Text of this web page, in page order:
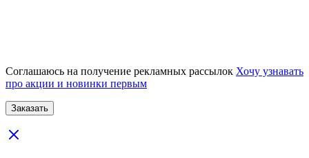
Соглашаюсь на получение рекламных рассылок Хочу узнавать
про акции и новинки первым